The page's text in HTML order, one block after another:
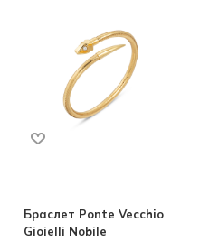
Браслет Ponte Vecchio
Gioielli Nobile